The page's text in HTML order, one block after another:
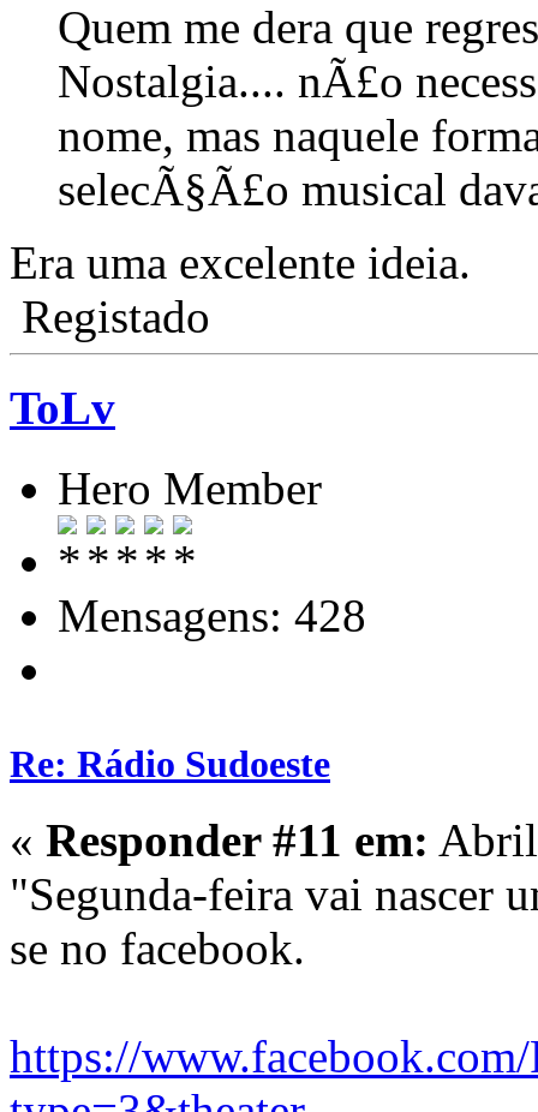
Quem me dera que
Nostalgia.... nÃ£o
nome, mas naquele
selecÃ§Ã£o musical
Era uma excelente ideia.
Registado
ToLv
Hero Member
Mensagens: 428
Re: Rádio Sudoeste
« Responder #11 em:
"Segunda-feira vai nascer
se no facebook.
https://